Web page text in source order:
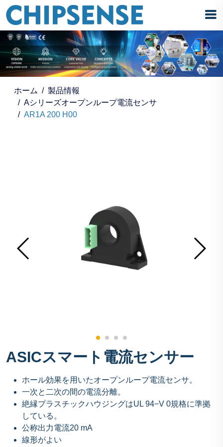
ホーム
製品情報
Aシリーズオープンループ電流センサ
AR1A 200 H00
ASICスマート電流センサー
ホール効果を用いたオープンループ電流センサ。
一次と二次の間の電流分離。
絶縁プラスチックハウジングはUL 94−V 0規格に準拠
している。
公称出力電流20 mA
線形がよい